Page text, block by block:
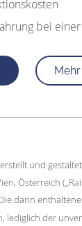
bei
und
Österreich
Die darin
lediglich der